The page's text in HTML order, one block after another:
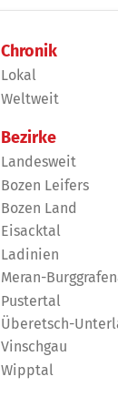
Chronik
Lokal
Weltweit
Bezirke
Landesweit
Bozen Leifers
Bozen Land
Eisacktal
Ladinien
Meran-
Pustertal
Überetsch-
Vinschgau
Wipptal